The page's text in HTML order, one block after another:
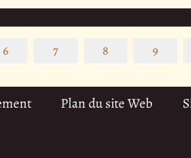
6 7 8 9
Plan du site Web